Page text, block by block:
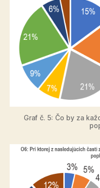
Graf č. 5: Čo by za